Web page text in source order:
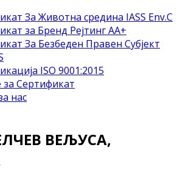
За Животна средина IASS Env.C
за Бренд Рејтинг АА+
За Безбеден Правен Субјект
ISO 9001:2015
за Сертификат
нас
ВЕЉУСА,